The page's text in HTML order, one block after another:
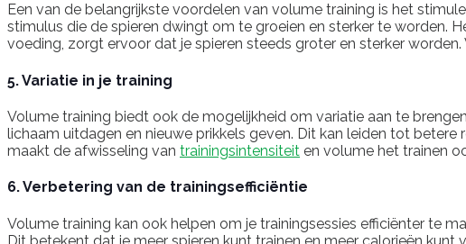
Een van de belangrijkste voordelen van volume training is het
stimulus die de spieren dwingt om te groeien en sterker te worden.
voeding, zorgt ervoor dat je spieren steeds groter en sterker
5. Variatie in je training
Volume training biedt ook de mogelijkheid om variatie aan te
lichaam uitdagen en nieuwe prikkels geven. Dit kan leiden tot
maakt de afwisseling van trainingsintensiteit en volume het trainen
6. Verbetering van de trainingsefficiëntie
Volume training kan ook helpen om je trainingsessies efficiënter te
Dit betekent dat je meer spieren kunt trainen en meer calorieën